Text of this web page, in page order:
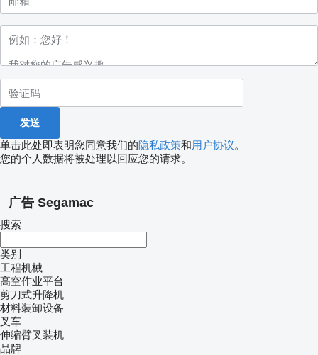
单击此处即表明您同意我们的隐私政策和用户协议。
您的个人数据将被处理以回应您的请求。
广告 Segamac
搜索
类别
工程机械
高空作业平台
剪刀式升降机
材料装卸设备
叉车
伸缩臂叉装机
品牌